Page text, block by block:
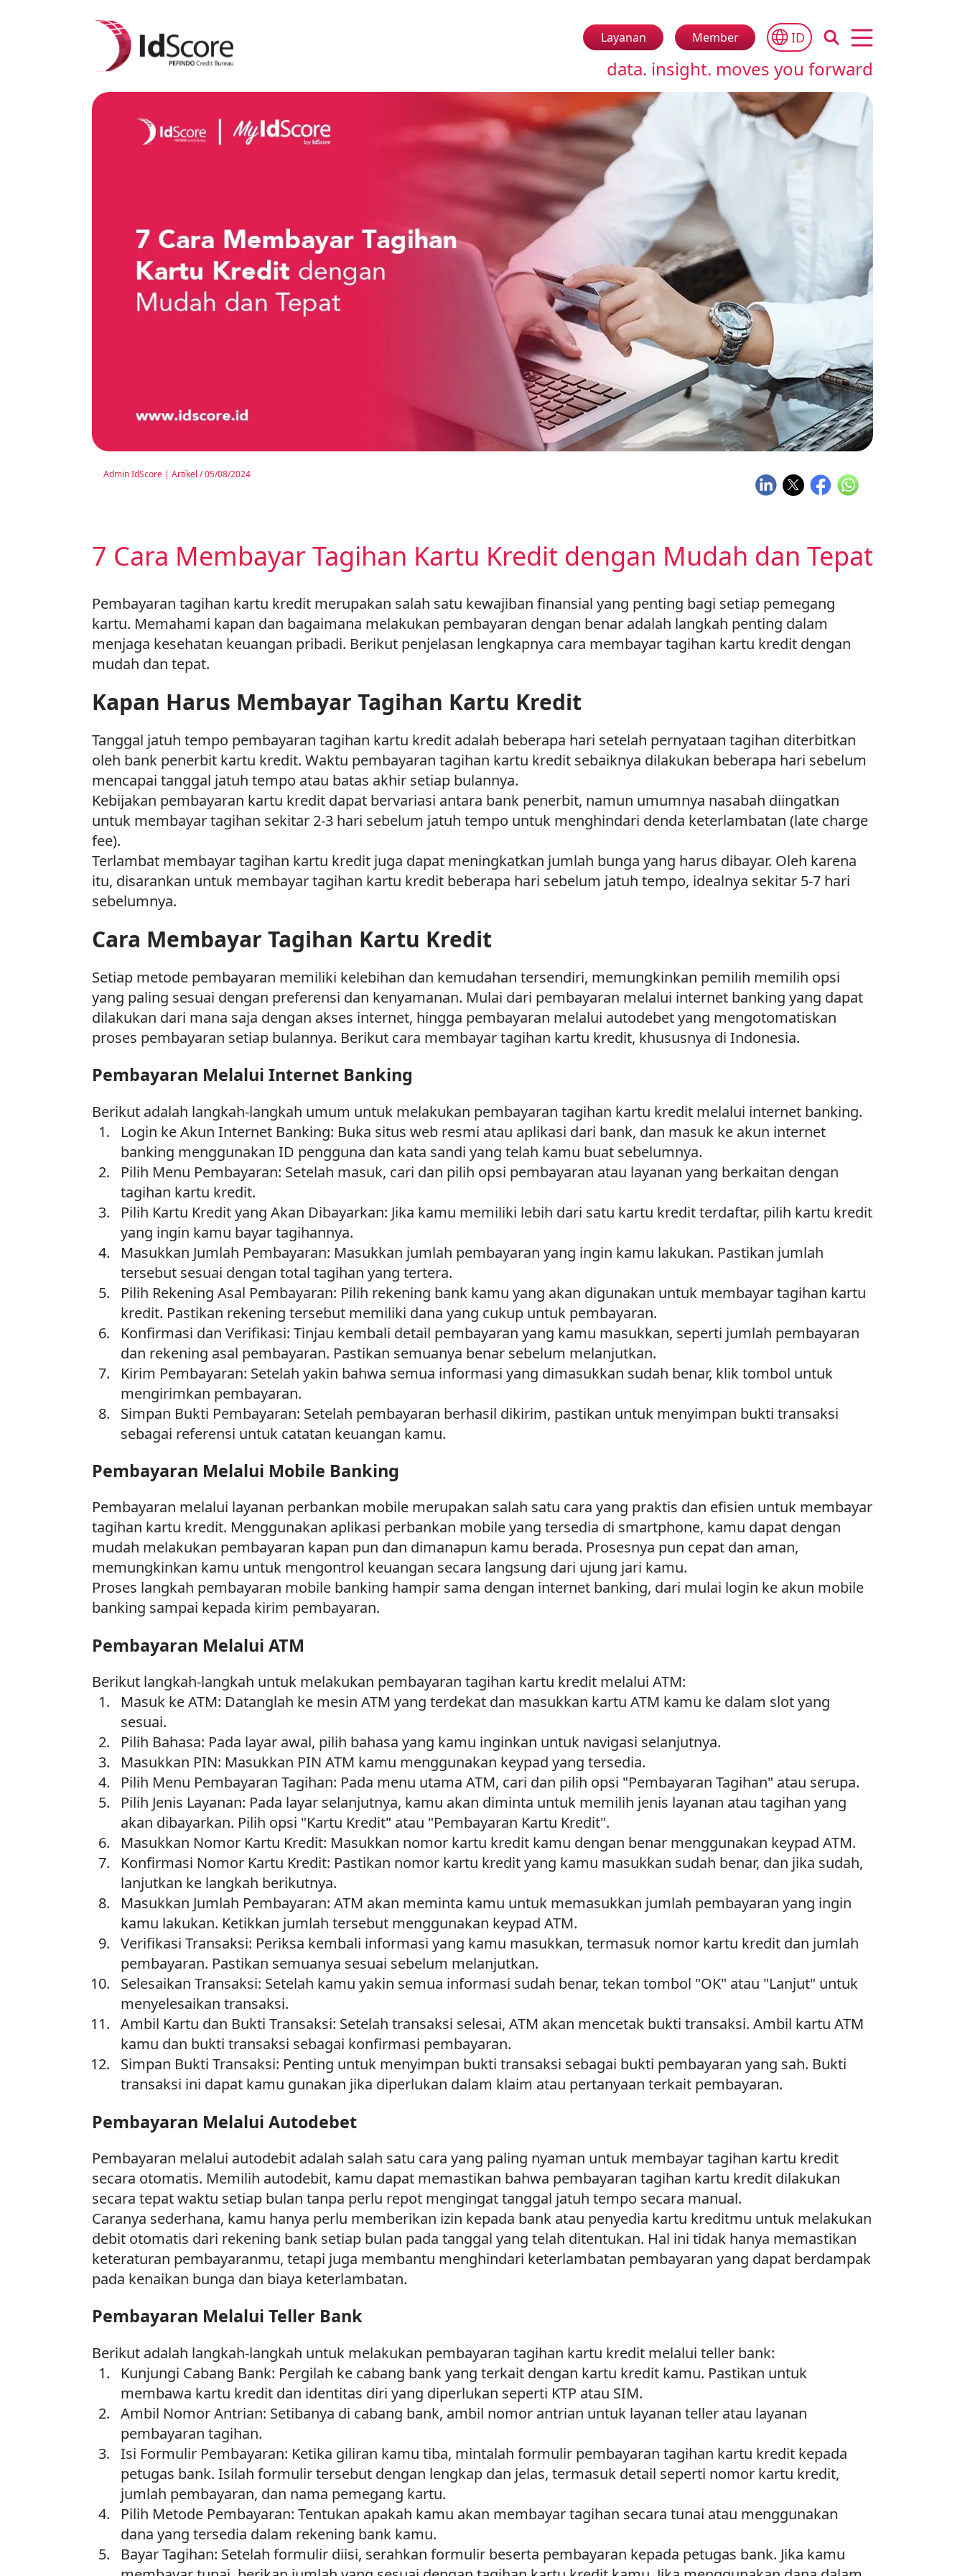
Layanan Member ID Open main menu
data. insight. moves you forward
Admin IdScore | Artikel /05/08/2024
7 Cara Membayar Tagihan Kartu Kredit dengan Mudah dan Tepat
Pembayaran tagihan kartu kredit merupakan salah satu kewajiban finansial yang penting bagi setiap pemegang
kartu. Memahami kapan dan bagaimana melakukan pembayaran dengan benar adalah langkah penting dalam
menjaga kesehatan keuangan pribadi. Berikut penjelasan lengkapnya cara membayar tagihan kartu kredit dengan
mudah dan tepat.
Kapan Harus Membayar Tagihan Kartu Kredit
Tanggal jatuh tempo pembayaran tagihan kartu kredit adalah beberapa hari setelah pernyataan tagihan diterbitkan
oleh bank penerbit kartu kredit. Waktu pembayaran tagihan kartu kredit sebaiknya dilakukan beberapa hari sebelum
mencapai tanggal jatuh tempo atau batas akhir setiap bulannya.
Kebijakan pembayaran kartu kredit dapat bervariasi antara bank penerbit, namun umumnya nasabah diingatkan
untuk membayar tagihan sekitar 2-3 hari sebelum jatuh tempo untuk menghindari denda keterlambatan (late charge
fee).
Terlambat membayar tagihan kartu kredit juga dapat meningkatkan jumlah bunga yang harus dibayar. Oleh karena
itu, disarankan untuk membayar tagihan kartu kredit beberapa hari sebelum jatuh tempo, idealnya sekitar 5-7 hari
sebelumnya.
Cara Membayar Tagihan Kartu Kredit
Setiap metode pembayaran memiliki kelebihan dan kemudahan tersendiri, memungkinkan pemilih memilih opsi
yang paling sesuai dengan preferensi dan kenyamanan. Mulai dari pembayaran melalui internet banking yang dapat
dilakukan dari mana saja dengan akses internet, hingga pembayaran melalui autodebet yang mengotomatiskan
proses pembayaran setiap bulannya. Berikut cara membayar tagihan kartu kredit, khususnya di Indonesia.
Pembayaran Melalui Internet Banking
Berikut adalah langkah-langkah umum untuk melakukan pembayaran tagihan kartu kredit melalui internet banking.
Login ke Akun Internet Banking: Buka situs web resmi atau aplikasi dari bank, dan masuk ke akun internet
banking menggunakan ID pengguna dan kata sandi yang telah kamu buat sebelumnya.
Pilih Menu Pembayaran: Setelah masuk, cari dan pilih opsi pembayaran atau layanan yang berkaitan dengan
tagihan kartu kredit.
Pilih Kartu Kredit yang Akan Dibayarkan: Jika kamu memiliki lebih dari satu kartu kredit terdaftar, pilih kartu kredit
yang ingin kamu bayar tagihannya.
Masukkan Jumlah Pembayaran: Masukkan jumlah pembayaran yang ingin kamu lakukan. Pastikan jumlah
tersebut sesuai dengan total tagihan yang tertera.
Pilih Rekening Asal Pembayaran: Pilih rekening bank kamu yang akan digunakan untuk membayar tagihan kartu
kredit. Pastikan rekening tersebut memiliki dana yang cukup untuk pembayaran.
Konfirmasi dan Verifikasi: Tinjau kembali detail pembayaran yang kamu masukkan, seperti jumlah pembayaran
dan rekening asal pembayaran. Pastikan semuanya benar sebelum melanjutkan.
Kirim Pembayaran: Setelah yakin bahwa semua informasi yang dimasukkan sudah benar, klik tombol untuk
mengirimkan pembayaran.
Simpan Bukti Pembayaran: Setelah pembayaran berhasil dikirim, pastikan untuk menyimpan bukti transaksi
sebagai referensi untuk catatan keuangan kamu.
Pembayaran Melalui Mobile Banking
Pembayaran melalui layanan perbankan mobile merupakan salah satu cara yang praktis dan efisien untuk membayar
tagihan kartu kredit. Menggunakan aplikasi perbankan mobile yang tersedia di smartphone, kamu dapat dengan
mudah melakukan pembayaran kapan pun dan dimanapun kamu berada. Prosesnya pun cepat dan aman,
memungkinkan kamu untuk mengontrol keuangan secara langsung dari ujung jari kamu.
Proses langkah pembayaran mobile banking hampir sama dengan internet banking, dari mulai login ke akun mobile
banking sampai kepada kirim pembayaran.
Pembayaran Melalui ATM
Berikut langkah-langkah untuk melakukan pembayaran tagihan kartu kredit melalui ATM:
Masuk ke ATM: Datanglah ke mesin ATM yang terdekat dan masukkan kartu ATM kamu ke dalam slot yang
sesuai.
Pilih Bahasa: Pada layar awal, pilih bahasa yang kamu inginkan untuk navigasi selanjutnya.
Masukkan PIN: Masukkan PIN ATM kamu menggunakan keypad yang tersedia.
Pilih Menu Pembayaran Tagihan: Pada menu utama ATM, cari dan pilih opsi "Pembayaran Tagihan" atau serupa.
Pilih Jenis Layanan: Pada layar selanjutnya, kamu akan diminta untuk memilih jenis layanan atau tagihan yang
akan dibayarkan. Pilih opsi "Kartu Kredit" atau "Pembayaran Kartu Kredit".
Masukkan Nomor Kartu Kredit: Masukkan nomor kartu kredit kamu dengan benar menggunakan keypad ATM.
Konfirmasi Nomor Kartu Kredit: Pastikan nomor kartu kredit yang kamu masukkan sudah benar, dan jika sudah,
lanjutkan ke langkah berikutnya.
Masukkan Jumlah Pembayaran: ATM akan meminta kamu untuk memasukkan jumlah pembayaran yang ingin
kamu lakukan. Ketikkan jumlah tersebut menggunakan keypad ATM.
Verifikasi Transaksi: Periksa kembali informasi yang kamu masukkan, termasuk nomor kartu kredit dan jumlah
pembayaran. Pastikan semuanya sesuai sebelum melanjutkan.
Selesaikan Transaksi: Setelah kamu yakin semua informasi sudah benar, tekan tombol "OK" atau "Lanjut" untuk
menyelesaikan transaksi.
Ambil Kartu dan Bukti Transaksi: Setelah transaksi selesai, ATM akan mencetak bukti transaksi. Ambil kartu ATM
kamu dan bukti transaksi sebagai konfirmasi pembayaran.
Simpan Bukti Transaksi: Penting untuk menyimpan bukti transaksi sebagai bukti pembayaran yang sah. Bukti
transaksi ini dapat kamu gunakan jika diperlukan dalam klaim atau pertanyaan terkait pembayaran.
Pembayaran Melalui Autodebet
Pembayaran melalui autodebit adalah salah satu cara yang paling nyaman untuk membayar tagihan kartu kredit
secara otomatis. Memilih autodebit, kamu dapat memastikan bahwa pembayaran tagihan kartu kredit dilakukan
secara tepat waktu setiap bulan tanpa perlu repot mengingat tanggal jatuh tempo secara manual.
Caranya sederhana, kamu hanya perlu memberikan izin kepada bank atau penyedia kartu kreditmu untuk melakukan
debit otomatis dari rekening bank setiap bulan pada tanggal yang telah ditentukan. Hal ini tidak hanya memastikan
keteraturan pembayaranmu, tetapi juga membantu menghindari keterlambatan pembayaran yang dapat berdampak
pada kenaikan bunga dan biaya keterlambatan.
Pembayaran Melalui Teller Bank
Berikut adalah langkah-langkah untuk melakukan pembayaran tagihan kartu kredit melalui teller bank:
Kunjungi Cabang Bank: Pergilah ke cabang bank yang terkait dengan kartu kredit kamu. Pastikan untuk
membawa kartu kredit dan identitas diri yang diperlukan seperti KTP atau SIM.
Ambil Nomor Antrian: Setibanya di cabang bank, ambil nomor antrian untuk layanan teller atau layanan
pembayaran tagihan.
Isi Formulir Pembayaran: Ketika giliran kamu tiba, mintalah formulir pembayaran tagihan kartu kredit kepada
petugas bank. Isilah formulir tersebut dengan lengkap dan jelas, termasuk detail seperti nomor kartu kredit,
jumlah pembayaran, dan nama pemegang kartu.
Pilih Metode Pembayaran: Tentukan apakah kamu akan membayar tagihan secara tunai atau menggunakan
dana yang tersedia dalam rekening bank kamu.
Bayar Tagihan: Setelah formulir diisi, serahkan formulir beserta pembayaran kepada petugas bank. Jika kamu